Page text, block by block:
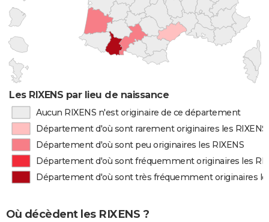
Les RIXENS par lieu de naissance
Aucun RIXENS n'est originaire de ce département
Département d'où sont rarement originaires les RIXENS
Département d'où sont peu originaires les RIXENS
Département d'où sont fréquemment originaires les
Département d'où sont très fréquemment originaires
Où décèdent les RIXENS ?